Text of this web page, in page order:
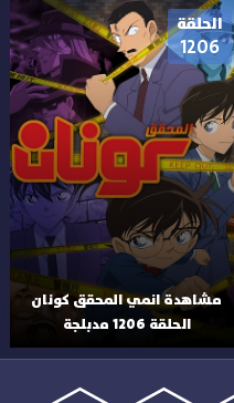
الحلقة
1206
مشاهدة انمي المحقق كونان
الحلقة 1206 مدبلجة